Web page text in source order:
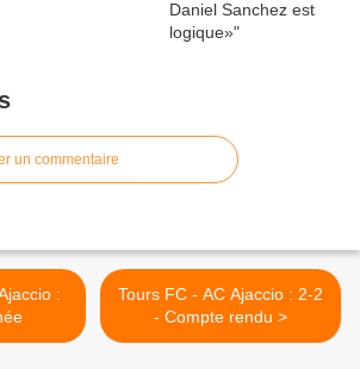
un commentaire
Tours FC - AC Ajaccio : 2-2
- Compte rendu >